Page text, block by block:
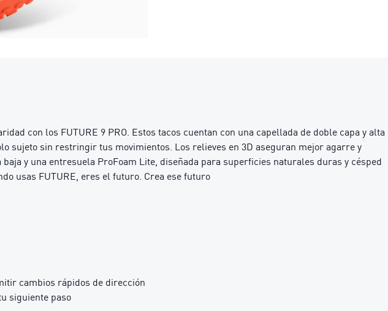
con los FUTURE 9 PRO. Estos tacos cuentan con una capellada de doble capa y alta
sujeto sin restringir tus movimientos. Los relieves en 3D aseguran mejor agarre y
y una entresuela ProFoam Lite, diseñada para superficies naturales duras y césped
usas FUTURE, eres el futuro. Crea ese futuro
cambios rápidos de dirección
siguiente paso